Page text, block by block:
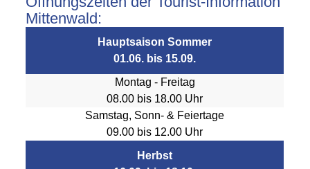
Mittenwald:
Hauptsaison Sommer
01.06. bis 15.09.
Montag - Freitag
08.00 bis 18.00 Uhr
Samstag, Sonn- & Feiertage
09.00 bis 12.00 Uhr
Herbst